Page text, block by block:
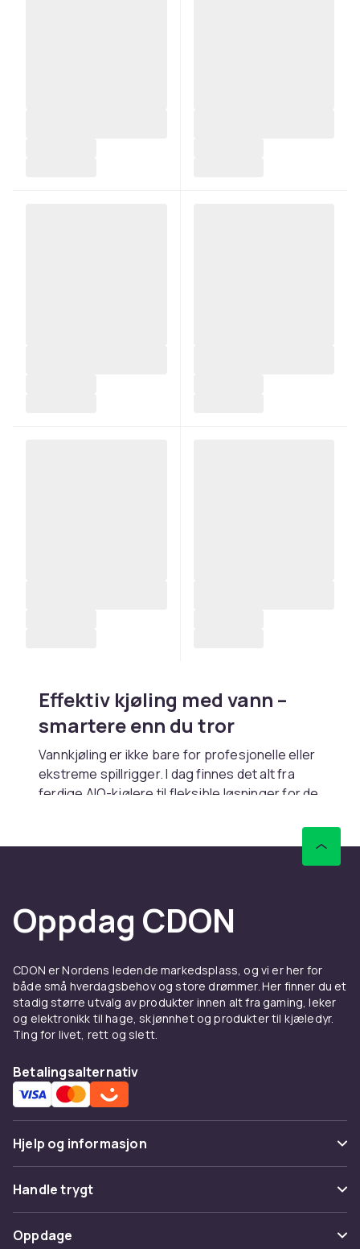
Effektiv kjøling med vann –
smartere enn du tror
Vannkjøling er ikke bare for profesjonelle eller
ekstreme spillrigger. I dag finnes det alt fra
ferdige AIO-kjølere til fleksible løsninger for de
temperaturer eller bare vil oppgradere
AIO-kjøler – enkel vannkjøling
Alt-i-ett-kjølere (AIO) er den vanligste veien
inn i vannkjøling. Du får en forseglet løsning
med kjøleblokk, pumpe og radiator som
monteres direkte på prosessoren. Perfekt for
– uten å måtte bygge en hel sløyfe. Hos CDON
finner du AIO-kjølere i flere størrelser, fra
Bygg ditt eget kjølesystem –
tilpasset sløyfe med stil
sløyfe: reservoarer, pumper, radiatorer,
Oppdag CDON
CDON er Nordens ledende markedsplass, og vi er her for
både små hverdagsbehov og store drømmer. Her finner du et
stadig større utvalg av produkter innen alt fra gaming, leker
og elektronikk til hage, skjønnhet og produkter til kjæledyr.
Ting for livet, rett og slett.
Betalingsalternativ
Hjelp og informasjon
Vanlige spørsmål
Spor pakke
Handle trygt
Betaling
Oppdage